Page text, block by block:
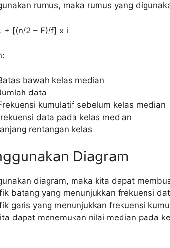
rumus, maka rumus yang
+ [(n/2 – F)/f] x i
bawah kelas median
data
kumulatif sebelum kelas median
data pada kelas median
rentangan kelas
Diagram
diagram, maka kita dapat
batang yang menunjukkan frekuensi
garis yang menunjukkan frekuensi
dapat menemukan nilai median pada